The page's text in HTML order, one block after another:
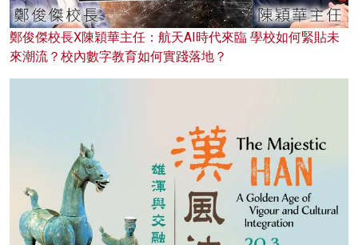
鄭俊傑校長X陳穎華主任：航天AI時代來臨 學校如何緊貼未
來潮流？校內數字教育如何實踐落地？